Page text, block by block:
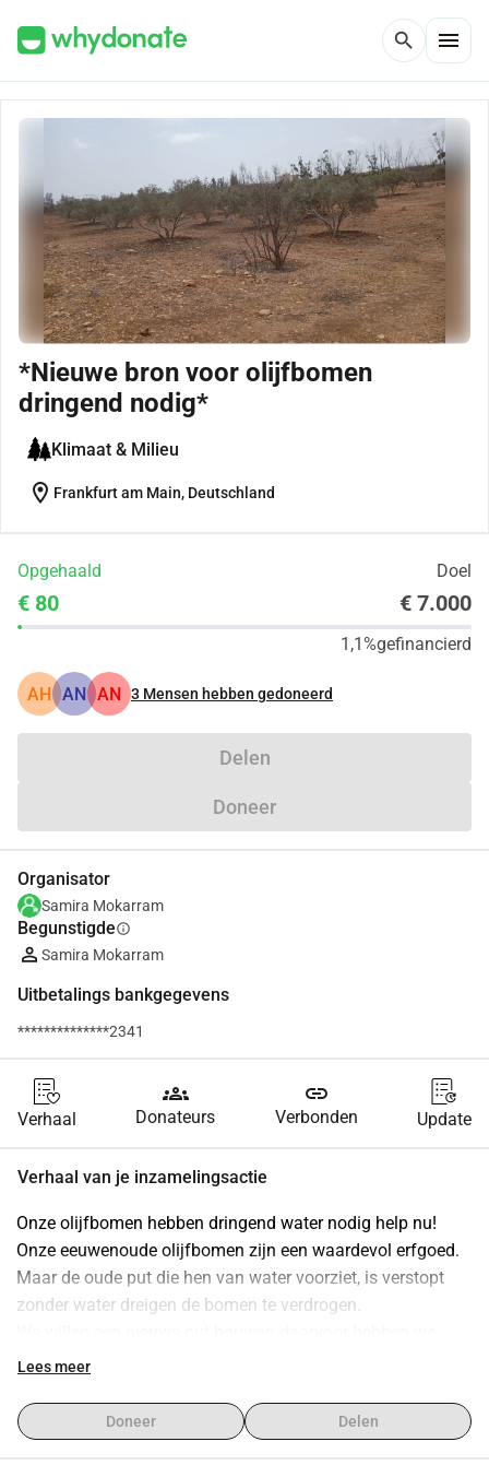
search menu
*Nieuwe bron voor olijfbomen
dringend nodig*
Klimaat & Milieu
location_on Frankfurt am Main, Deutschland
Opgehaald Doel
€ 80 € 7.000
1,1%gefinancierd
AH AN AN 3 Mensen hebben gedoneerd
Delen
Doneer
Organisator
Samira Mokarram
Begunstigdeinfo
Samira Mokarram
Uitbetalings bankgegevens
**************2341
Verhaal
groups
Donateurs
link
Verbonden Update
Verhaal van je inzamelingsactie
Onze olijfbomen hebben dringend water nodig help nu!
Onze eeuwenoude olijfbomen zijn een waardevol erfgoed.
Maar de oude put die hen van water voorziet, is verstopt
zonder water dreigen de bomen te verdrogen.
jullie hulp nodig!
Elke donatie telt, hoe klein ook
Geen rekening nodig snel en eenvoudig doneren
Lees meer
Doneer Delen